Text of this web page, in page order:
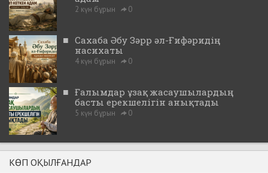
2 күн бұрын 0
■ Сахаба Әбу Зәрр әл-Ғифәридің
насихаты
4 күн бұрын 0
■ Ғалымдар ұзақ жасаушылардың
басты ерекшелігін анықтады
5 күн бұрын 0
КӨП ОҚЫЛҒАНДАР